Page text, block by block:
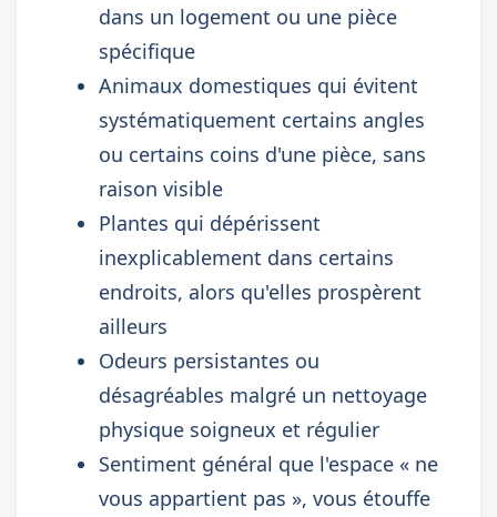
dans un logement ou une pièce
spécifique
Animaux domestiques qui évitent
systématiquement certains angles
ou certains coins d'une pièce, sans
raison visible
Plantes qui dépérissent
inexplicablement dans certains
endroits, alors qu'elles prospèrent
ailleurs
Odeurs persistantes ou
désagréables malgré un nettoyage
physique soigneux et régulier
Sentiment général que l'espace « ne
vous appartient pas », vous étouffe